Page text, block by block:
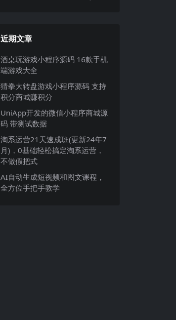
近期文章
酒桌玩游戏小程序源码 16款手机
端游戏大全
猜拳大转盘游戏小程序源码 支持
积分商城赚积分
UniApp开发的微信小程序商城源
码 带测试数据
淘系运营21天速成班(更新24年7
月)，0基础轻松搞定淘系运营，
不做假把式
AI自动生成短视频和图文课程，
全方位手把手教学